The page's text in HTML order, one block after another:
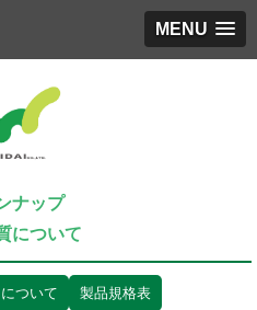
MENU
ナップ
について
ついて 製品規格表